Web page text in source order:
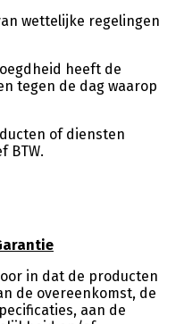
wettelijke regelingen
heeft de
tegen de dag waarop
of diensten
BTW.
in dat de producten
de overeenkomst, de
aan de